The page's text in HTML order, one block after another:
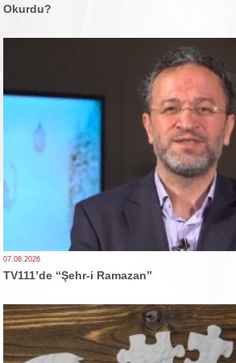
Okurdu?
07.08.2026
TV111’de “Şehr-i Ramazan”